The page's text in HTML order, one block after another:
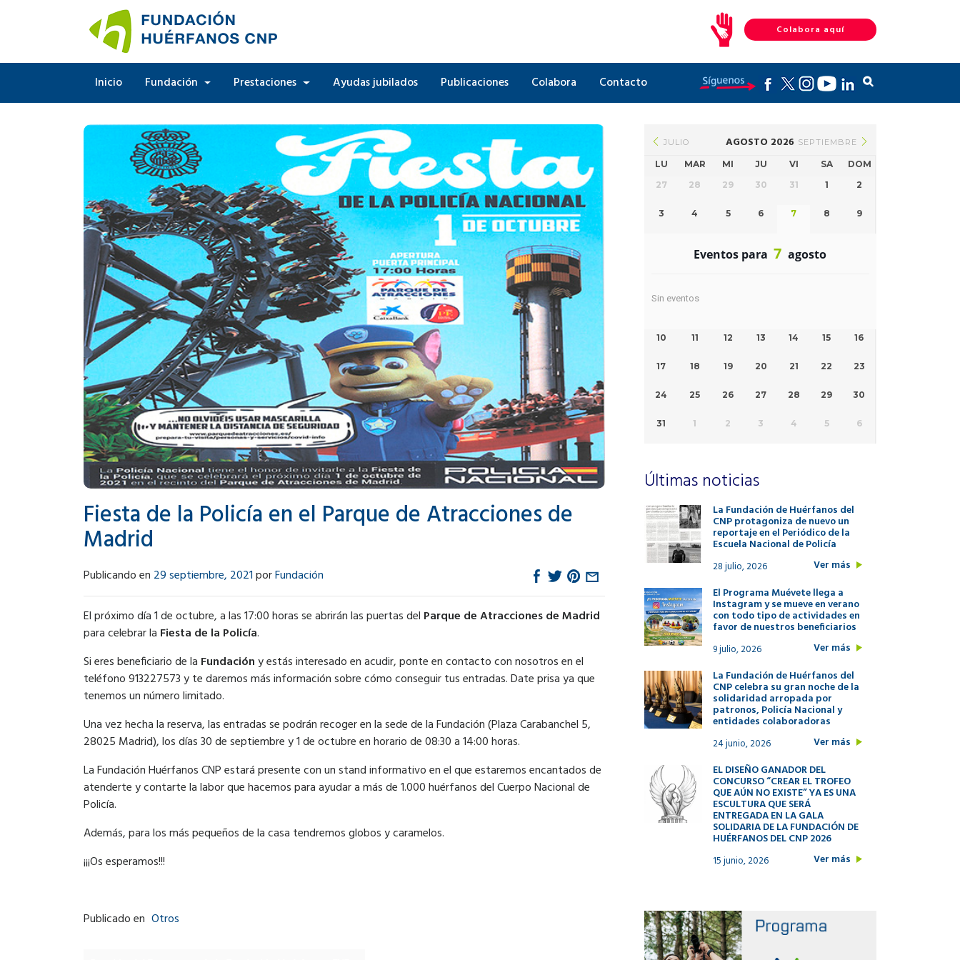
Colabora aquí
Inicio Fundación Prestaciones Ayudas jubilados Publicaciones Colabora Contacto
Fiesta de la Policía en el Parque de Atracciones de
Madrid
Publicando en 29 septiembre, 2021porFundación
El próximo día 1 de octubre, a las 17:00 horas se abrirán las puertas del Parque de Atracciones de Madrid
para celebrar la Fiesta de la Policía.
Si eres beneficiario de la Fundacióny estás interesado en acudir, ponte en contacto con nosotros en el
teléfono 913227573 y te daremos más información sobre cómo conseguir tus entradas. Date prisa ya que
tenemos un número limitado.
Una vez hecha la reserva, las entradas se podrán recoger en la sede de la Fundación (Plaza Carabanchel 5,
28025 Madrid), los días 30 de septiembre y 1 de octubre en horario de 08:30 a 14:00 horas.
La Fundación Huérfanos CNP estará presente con un stand informativo en el que estaremos encantados de
atenderte y contarte la labor que hacemos para ayudar a más de 1.000 huérfanos del Cuerpo Nacional de
Policía.
Además, para los más pequeños de la casa tendremos globos y caramelos.
¡¡¡Os esperamos!!!
Publicado en Otros
JULIO AGOSTO 2026 SEPTIEMBRE
LU MAR MI JU VI SA
DOM
27
28 29 30 31 1 2
3 4 5 6 7 8 9
Eventos para 7 agosto
Sin eventos
10 11 12 13 14 15 16
17 18 19 20 21 22 23
24 25 26 27 28 29 30
31 1 2 3 4 5 6
Últimas noticias
La Fundación de Huérfanos del
CNP protagoniza de nuevo un
reportaje en el Periódico de la
Escuela Nacional de Policía
28 julio, 2026
Ver más
El Programa Muévete llega a
Instagram y se mueve en verano
con todo tipo de actividades en
favor de nuestros beneficiarios
9 julio, 2026
Ver más
La Fundación de Huérfanos del
CNP celebra su gran noche de la
solidaridad arropada por
patronos, Policía Nacional y
entidades colaboradoras
24 junio, 2026
Ver más
EL DISEÑO GANADOR DEL
CONCURSO “CREAR EL TROFEO
QUE AÚN NO EXISTE” YA ES UNA
ESCULTURA QUE SERÁ
ENTREGADA EN LA GALA
SOLIDARIA DE LA FUNDACIÓN DE
HUÉRFANOS DEL CNP 2026
15 junio, 2026 Ver más